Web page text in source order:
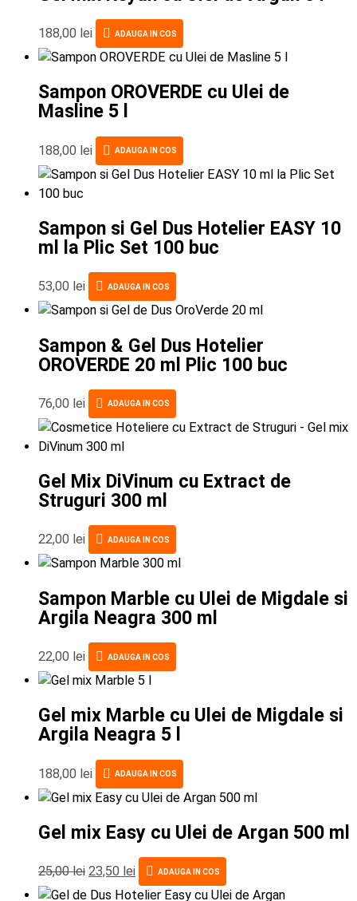
188,00 lei ADAUGA IN COS
Sampon OROVERDE cu Ulei de
Masline 5 l
188,00 lei ADAUGA IN COS
Sampon si Gel Dus Hotelier EASY 10
ml la Plic Set 100 buc
53,00 lei ADAUGA IN COS
Sampon & Gel Dus Hotelier
OROVERDE 20 ml Plic 100 buc
76,00 lei ADAUGA IN COS
Gel Mix DiVinum cu Extract de
Struguri 300 ml
22,00 lei ADAUGA IN COS
Sampon Marble cu Ulei de Migdale si
Argila Neagra 300 ml
22,00 lei ADAUGA IN COS
Gel mix Marble cu Ulei de Migdale si
Argila Neagra 5 l
188,00 lei ADAUGA IN COS
Gel mix Easy cu Ulei de Argan 500 ml
25,00lei 23,50 lei ADAUGA IN COS